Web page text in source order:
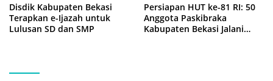
Disdik Kabupaten Bekasi
Terapkan e-Ijazah untuk
Lulusan SD dan SMP
Persiapan HUT ke-81 RI: 50
Anggota Paskibraka
Kabupaten Bekasi Jalani